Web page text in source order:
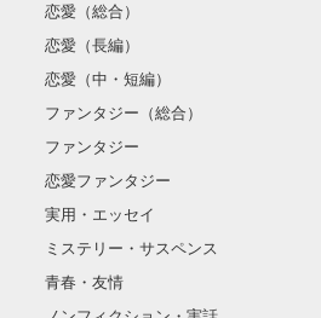
恋愛（総合）
恋愛（長編）
恋愛（中・短編）
ファンタジー（総合）
ファンタジー
恋愛ファンタジー
実用・エッセイ
ミステリー・サスペンス
青春・友情